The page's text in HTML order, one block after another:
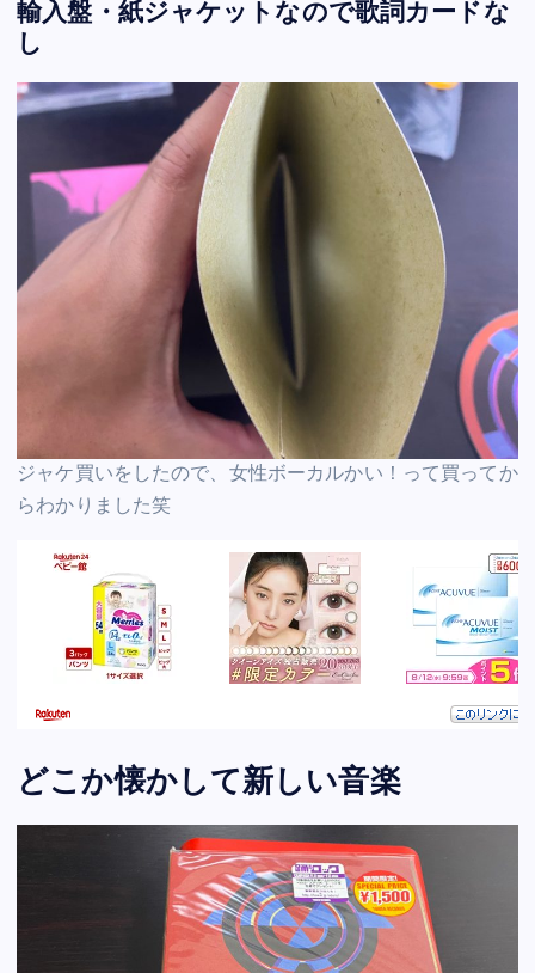
輸入盤・紙ジャケットなので歌詞カードな
し
ジャケ買いをしたので、女性ボーカルかい！って買ってか
らわかりました笑
どこか懐かして新しい音楽